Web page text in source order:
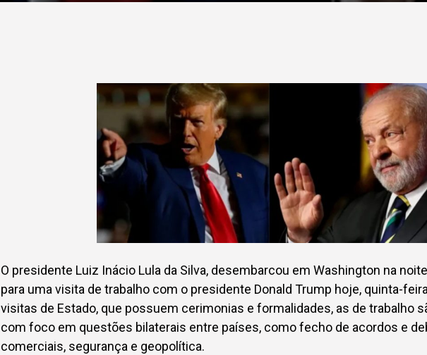
O presidente Luiz Inácio Lula da Silva, desembarcou em Washington na
para uma visita de trabalho com o presidente Donald Trump hoje, quinta-
visitas de Estado, que possuem cerimonias e formalidades, as de trabalho
com foco em questões bilaterais entre países, como fecho de acordos e
comerciais, segurança e geopolítica.